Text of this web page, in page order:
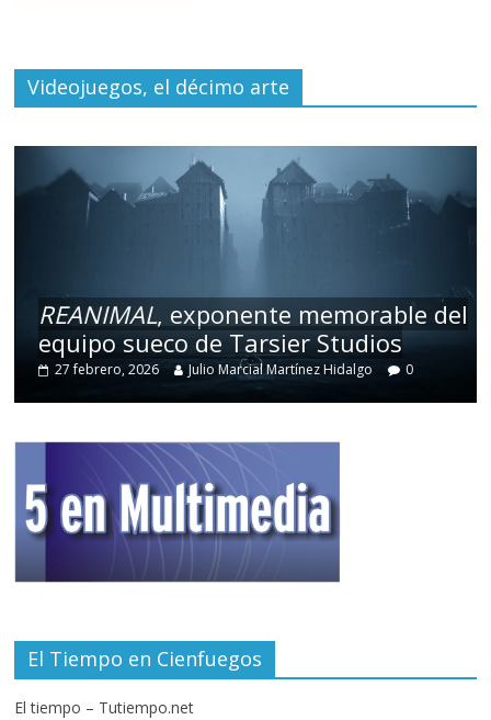
Videojuegos, el décimo arte
REANIMAL, exponente memorable del
equipo sueco de Tarsier Studios
27 febrero, 2026 Julio Marcial Martínez Hidalgo 0
El Tiempo en Cienfuegos
El tiempo – Tutiempo.net